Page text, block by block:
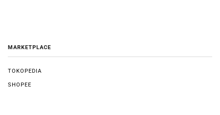
MARKETPLACE
TOKOPEDIA
SHOPEE